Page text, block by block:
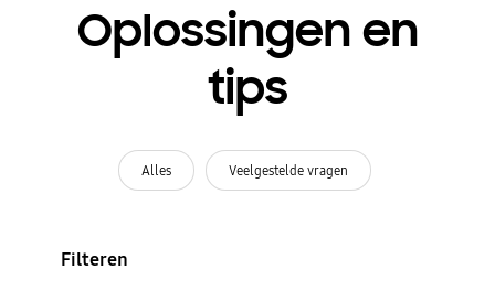
Oplossingen en
tips
Alles Veelgestelde vragen
Filteren